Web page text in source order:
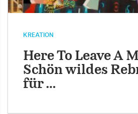
KREATION
Here To Leave A
Schön wildes
für …